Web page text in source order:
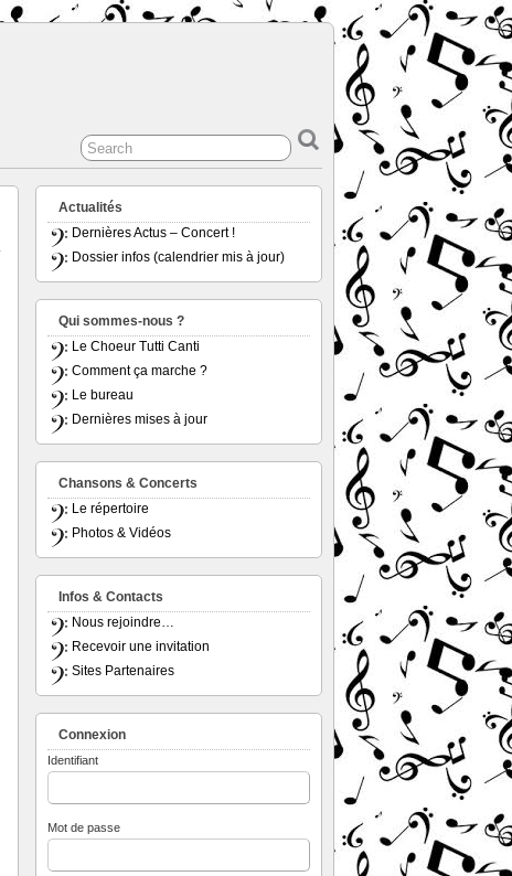
Actualités
Dernières Actus – Concert !
Dossier infos (calendrier mis à jour)
Qui sommes-nous ?
Le Choeur Tutti Canti
Comment ça marche ?
Le bureau
Dernières mises à jour
Chansons & Concerts
Le répertoire
Photos & Vidéos
Infos & Contacts
Nous rejoindre…
Recevoir une invitation
Sites Partenaires
Connexion
Identifiant
Mot de passe